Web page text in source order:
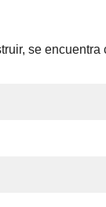
se encuentra